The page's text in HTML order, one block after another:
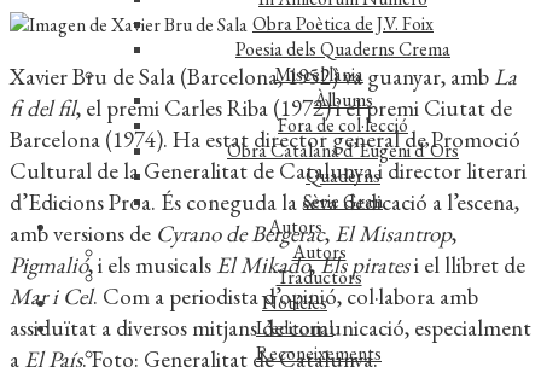
Obra Poètica de J.V. Foix
Poesia dels Quaderns Crema
Miscel·lània
Àlbums
Fora de col·lecció
Obra Catalana d’Eugeni d’Ors
Quaderns
Sèrie Gran
Autors
Autors
Traductors
Notícies
L’editorial
Reconeixements
Xavier Bru de Sala (Barcelona, 1952) va guanyar, ambLa
fi del fil, el premi Carles Riba (1972) i el premi Ciutat de
Barcelona (1974). Ha estat director general de Promoció
Cultural de la Generalitat de Catalunya i director literari
d’Edicions Proa. És coneguda la seva dedicació a l’escena,
amb versions de Cyrano de Bergerac, El Misantrop,
Pigmalió, i els musicals El Mikado,Els piratesi el llibret de
Mar i Cel. Com a periodista d’opinió, col·labora amb
assiduïtat a diversos mitjans de comunicació, especialment
a El País. Foto: Generalitat de Catalunya.